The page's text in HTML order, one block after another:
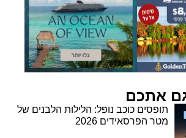
אתכם
תופסים כוכב נופל: הלילות הלבנים של
מטר הפרסאידים 2026